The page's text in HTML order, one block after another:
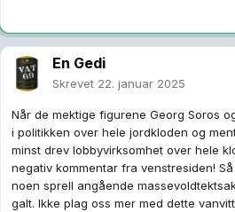
En Gedi
Skrevet 22. januar 2025
Når de mektige figurene Georg Soros
i politikken over hele jordkloden og
minst drev lobbyvirksomhet over hele
negativ kommentar fra venstresiden!
noen sprell angående
galt. Ikke plag oss mer med dette